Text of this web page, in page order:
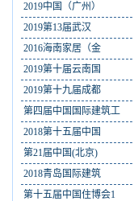
2019中国（广州）
2019第13届武汉
2016海南家居（金
2019第十届云南国
2019第十九届成都
第四届中国国际建筑工
2018第十五届中国
第21届中国(北京)
2018青岛国际建筑
第十五届中国住博会1